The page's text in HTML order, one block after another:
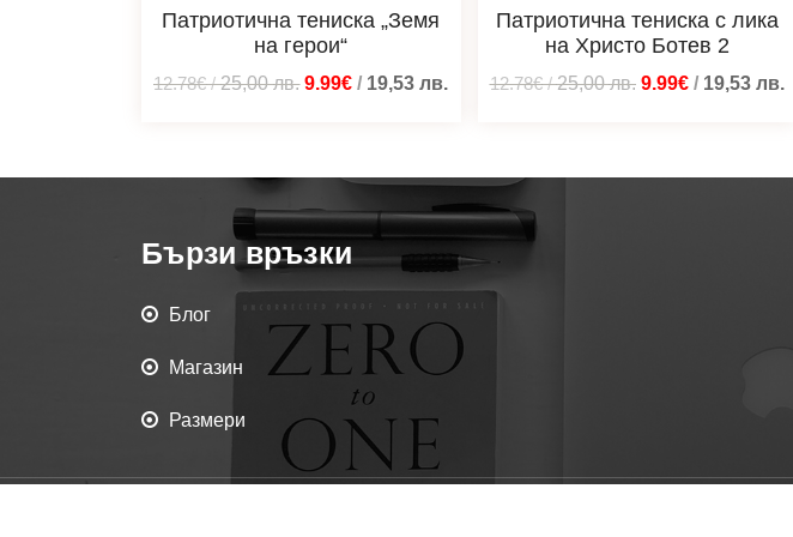
Патриотична тениска „Земя
на герои“
12.78€/25,00лв. 9.99€ / 19,53лв.
Патриотична тениска с лика
на Христо Ботев 2
12.78€/25,00лв. 9.99€/ 19,53 лв.
Бързи връзки
Блог
Магазин
Размери